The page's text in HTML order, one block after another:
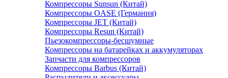
Компрессоры Sunsun (Китай)
Компрессоры OASE (Германия)
Компрессоры JET (Китай)
Компрессоры Resun (Китай)
Пьезокомпрессоры-бесшумные
Компрессоры на батарейках и аккумуляторах
Запчасти для компрессоров
Компрессоры Barbus (Китай)